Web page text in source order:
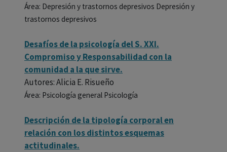
Área: Depresión y trastornos depresivos Depresión y
trastornos depresivos
Desafíos de la psicología del S. XXI.
Compromiso y Responsabilidad con la
comunidad a la que sirve.
Autores: Alicia E. Risueño
Área: Psicología general Psicología
Descripción de la tipología corporal en
relación con los distintos esquemas
actitudinales.